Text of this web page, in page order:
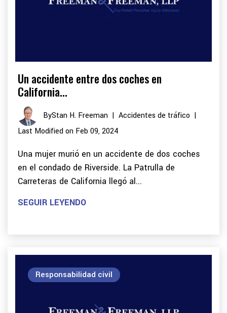
Un accidente entre dos coches en
California...
ByStan H. Freeman | Accidentes de tráfico |
Last Modified on Feb 09, 2024
Una mujer murió en un accidente de dos coches
en el condado de Riverside. La Patrulla de
Carreteras de California llegó al...
SEGUIR LEYENDO
Responsabilidad civil